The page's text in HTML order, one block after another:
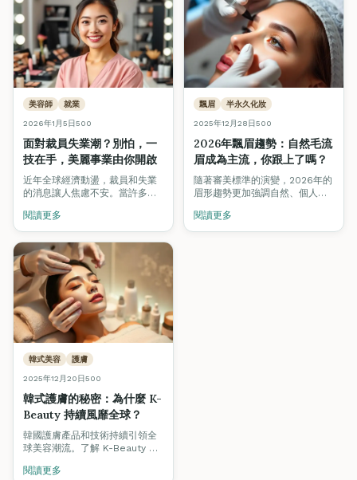
美容師 就業
2026年1月5日500
面對裁員失業潮？別怕，一
技在手，美麗事業由你開啟
近年全球經濟動盪，裁員和失業
的消息讓人焦慮不安。當許多行
逆勢成長，成為不少人轉行的首
選。
閱讀更多
飄眉 半永久化妝
2025年12月28日500
2026年飄眉趨勢：自然毛流
眉成為主流，你跟上了嗎？
隨著審美標準的演變，2026年的
眉形趨勢更加強調自然、個人化
術，讓你在競爭激烈的市場中脫
穎而出。
閱讀更多
韓式美容 護膚
2025年12月20日500
韓式護膚的秘密：為什麼 K-
Beauty 持續風靡全球？
韓國護膚產品和技術持續引領全
球美容潮流。了解 K-Beauty 的
技術融入你的專業服務中。
閱讀更多